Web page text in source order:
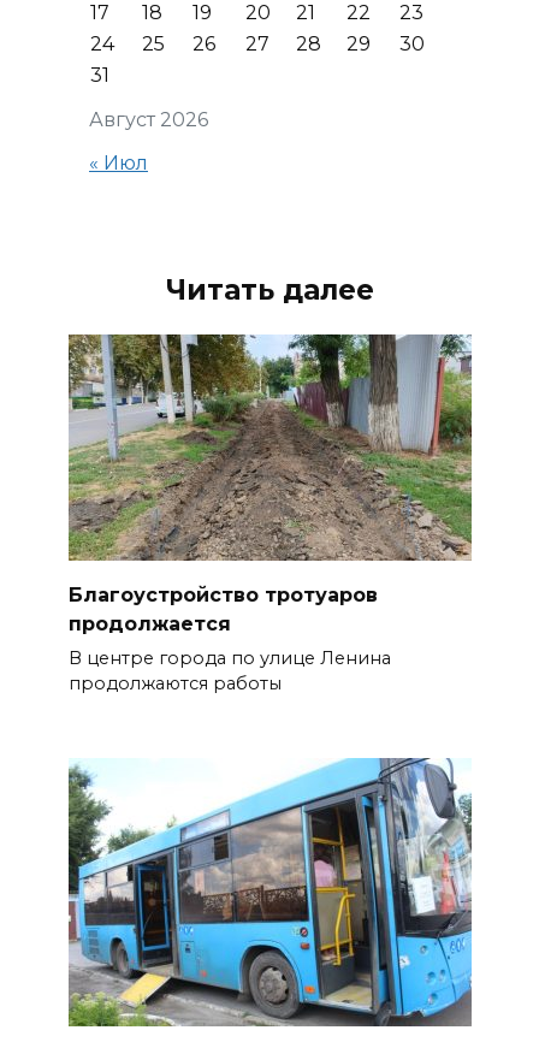
Август 2026
17
18 19 20 21 22
23
24
25 26 27 28 29
30
31
« Июл
Читать далее
Благоустройство тротуаров
продолжается
В центре города по улице Ленина
продолжаются работы